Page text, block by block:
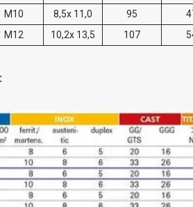
М10
8,5х 11,0 95
М12
10,2х 13,5 107